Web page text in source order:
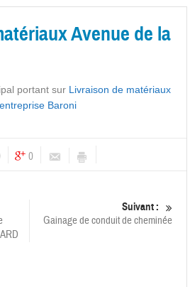
Avenue de la
portant sur Livraison de matériaux
Baroni
0
Suivant :
Gainage de conduit de cheminée